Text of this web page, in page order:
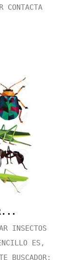
CONTACTA
INSECTOS
ES,
BUSCADOR: